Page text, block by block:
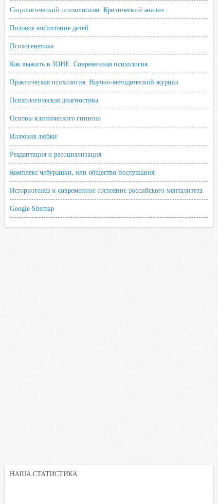
Социлогический психологизм. Критический анализ
Половое воспитание детей
Психогенетика
Как выжить в ЗОНЕ. Современная психология.
Практическая психология. Научно-методический журнал
Психологическая диагностика
Основы клинического гипноза
Иллюзия любви
Реадаптация и ресоциализация
Комплекс чебурашки, или общество послушания
Историогенез и современное состояние российского менталитета
Google Sitemap
НАША СТАТИСТИКА